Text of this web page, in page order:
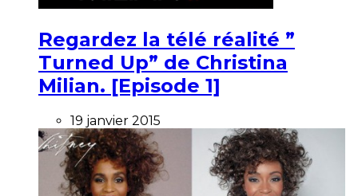
Regardez la télé réalité ”
Turned Up” de Christina
Milian. [Episode 1]
19 janvier 2015